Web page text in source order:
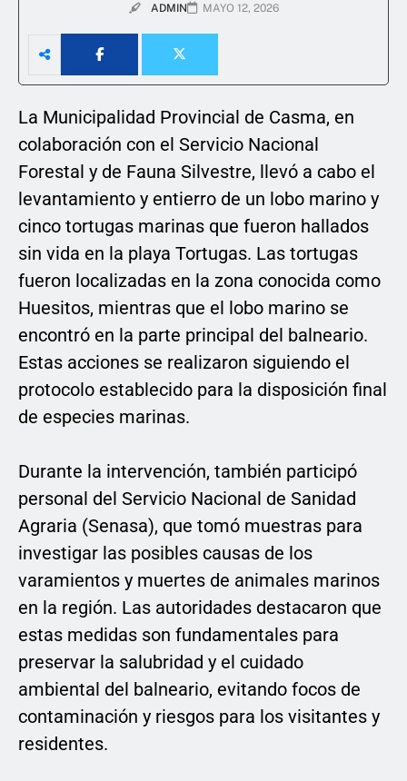
ADMIN MAYO 12, 2026
La Municipalidad Provincial de Casma, en
colaboración con el Servicio Nacional
Forestal y de Fauna Silvestre, llevó a cabo el
levantamiento y entierro de un lobo marino y
cinco tortugas marinas que fueron hallados
sin vida en la playa Tortugas. Las tortugas
fueron localizadas en la zona conocida como
Huesitos, mientras que el lobo marino se
encontró en la parte principal del balneario.
Estas acciones se realizaron siguiendo el
protocolo establecido para la disposición final
de especies marinas.
Durante la intervención, también participó
personal del Servicio Nacional de Sanidad
Agraria (Senasa), que tomó muestras para
investigar las posibles causas de los
varamientos y muertes de animales marinos
en la región. Las autoridades destacaron que
estas medidas son fundamentales para
preservar la salubridad y el cuidado
ambiental del balneario, evitando focos de
contaminación y riesgos para los visitantes y
residentes.